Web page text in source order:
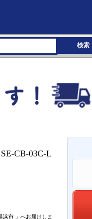
検索
CB-03C-L
浜市 」 へお届けしま